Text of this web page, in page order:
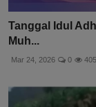
Tanggal Idul
Muh...
Mar 24, 2026 0 405